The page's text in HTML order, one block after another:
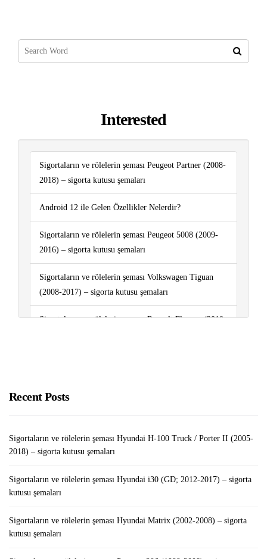
Interested
Sigortaların ve rölelerin şeması Peugeot Partner (2008-
2018) – sigorta kutusu şemaları
Android 12 ile Gelen Özellikler Nelerdir?
Sigortaların ve rölelerin şeması Peugeot 5008 (2009-
2016) – sigorta kutusu şemaları
Sigortaların ve rölelerin şeması Volkswagen Tiguan
(2008-2017) – sigorta kutusu şemaları
Sigortaların ve rölelerin şeması Renault Fluence (2010-
(2003-2009) – sigorta kutusu şemaları
Recent Posts
Sigortaların ve rölelerin şeması Hyundai H-100 Truck / Porter II (2005-
2018) – sigorta kutusu şemaları
Sigortaların ve rölelerin şeması Hyundai i30 (GD; 2012-2017) – sigorta
kutusu şemaları
Sigortaların ve rölelerin şeması Hyundai Matrix (2002-2008) – sigorta
kutusu şemaları